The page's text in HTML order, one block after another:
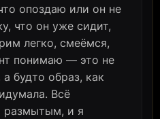
опоздаю или он не
что он уже сидит,
легко, смеёмся,
понимаю — это не
будто образ, как
Всё
размытым, и я